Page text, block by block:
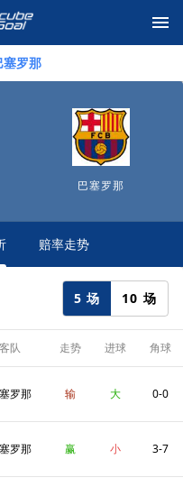
塞罗那
巴塞罗那
赔率走势
5 场 10 场
客队 走势 进球 角球
罗那 输 大 0-0
罗那 赢 小 3-7